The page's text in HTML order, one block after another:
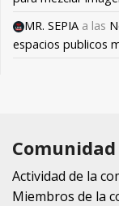
MR. SEPIA a las
espacios publicos
Comunidad
Actividad de la
Miembros de la